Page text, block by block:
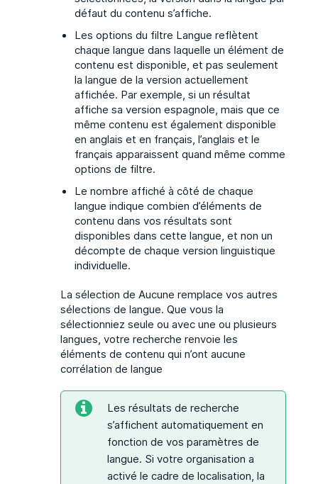
défaut du contenu s’affiche.
Les options du filtre Langue reflètent
chaque langue dans laquelle un élément de
contenu est disponible, et pas seulement
la langue de la version actuellement
affichée. Par exemple, si un résultat
affiche sa version espagnole, mais que ce
même contenu est également disponible
en anglais et en français, l’anglais et le
français apparaissent quand même comme
options de filtre.
Le nombre affiché à côté de chaque
langue indique combien d’éléments de
contenu dans vos résultats sont
disponibles dans cette langue, et non un
décompte de chaque version linguistique
individuelle.
La sélection de Aucune remplace vos autres
sélections de langue. Que vous la
sélectionniez seule ou avec une ou plusieurs
langues, votre recherche renvoie les
éléments de contenu qui n’ont aucune
corrélation de langue
Les résultats de recherche
s’affichent automatiquement en
fonction de vos paramètres de
langue. Si votre organisation a
activé le cadre de localisation, la